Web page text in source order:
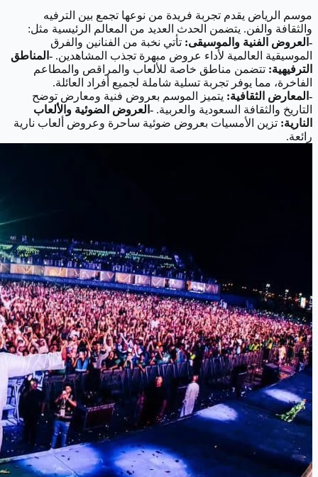
موسم الرياض يقدم تجربة فريدة من نوعها تجمع بين الترفيه
والثقافة والفن. يتضمن الحدث العديد من المعالم الرئيسية مثل:
-العروض الفنية والموسيقى: تأتي نخبة من الفنانين والفرق
الموسيقية العالمية لأداء عروض مبهرة تجذب المشاهدين. -المناطق
الترفيهية: تتضمن مناطق خاصة للألعاب والمراقص والمطاعم
الفاخرة، مما يوفر تجربة تسلية شاملة لجميع أفراد العائلة.
-المعارض الثقافية: يتميز الموسم بعروض فنية ومعارض توضح
التاريخ والثقافة السعودية والعربية. -العروض الضوئية والألعاب
النارية: تزين الأمسيات بعروض ضوئية ساحرة وعروض ألعاب نارية
رائعة.